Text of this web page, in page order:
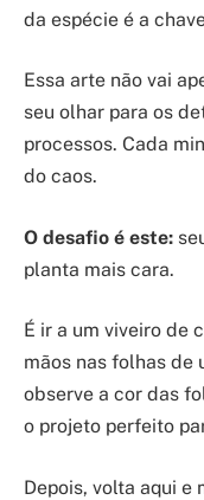
da espécie é a
Essa arte não vai
seu olhar para os
processos. Cada
do caos.
O desafio é este:
planta mais cara.
É ir a um viveiro de
mãos nas folhas de
observe a cor das
o projeto perfeito
Depois, volta aqui e